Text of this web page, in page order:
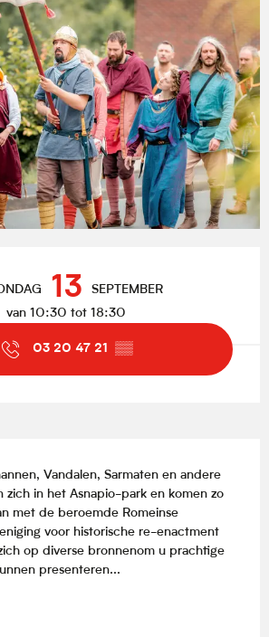
13 SEPTEMBER
van 10:30 tot 18:30
03 20 47 21 ▒▒
Vandalen, Sarmaten en andere
zich in het Asnapio-park en komen zo
met de beroemde Romeinse
voor historische re-enactment
op diverse bronnenom u prachtige
presenteren...